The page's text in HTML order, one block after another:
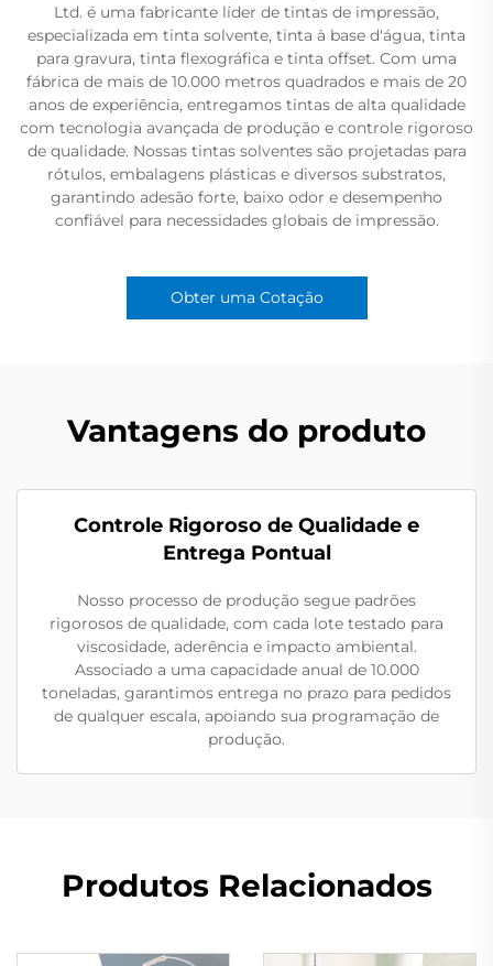
Ltd. é uma fabricante líder de tintas de impressão,
especializada em tinta solvente, tinta à base d'água, tinta
para gravura, tinta flexográfica e tinta offset. Com uma
fábrica de mais de 10.000 metros quadrados e mais de 20
anos de experiência, entregamos tintas de alta qualidade
com tecnologia avançada de produção e controle rigoroso
de qualidade. Nossas tintas solventes são projetadas para
rótulos, embalagens plásticas e diversos substratos,
garantindo adesão forte, baixo odor e desempenho
confiável para necessidades globais de impressão.
Obter uma Cotação
Vantagens do produto
Controle Rigoroso de Qualidade e
Entrega Pontual
Nosso processo de produção segue padrões
rigorosos de qualidade, com cada lote testado para
viscosidade, aderência e impacto ambiental.
Associado a uma capacidade anual de 10.000
toneladas, garantimos entrega no prazo para pedidos
de qualquer escala, apoiando sua programação de
produção.
Produtos Relacionados